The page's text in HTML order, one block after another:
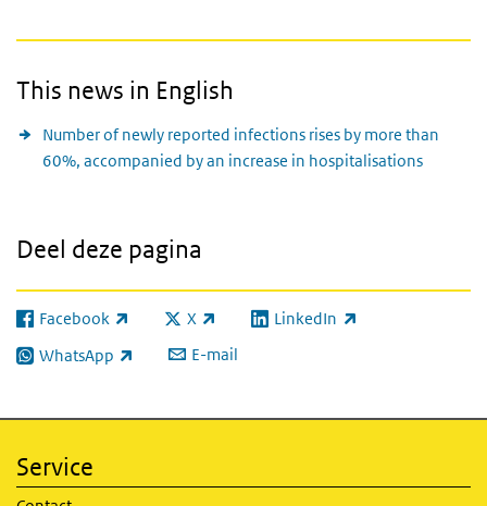
This news in English
Number of newly reported infections rises by more than
60%, accompanied by an increase in hospitalisations
Deel deze pagina
Facebook
(externe link) X
(externe link) LinkedIn
(externe link)
WhatsApp
(externe link) E-mail
Service